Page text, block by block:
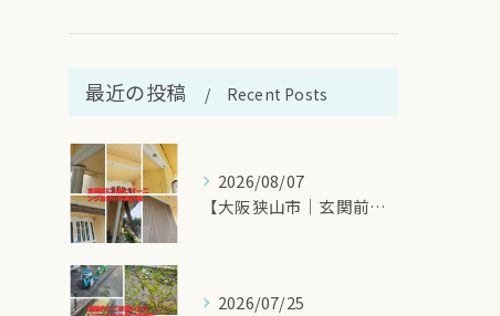
最近の投稿 Recent Posts
2026/08/07
【大阪狭山市｜玄関前の西日対策にオーニングシート施工のご相談...
2026/07/25